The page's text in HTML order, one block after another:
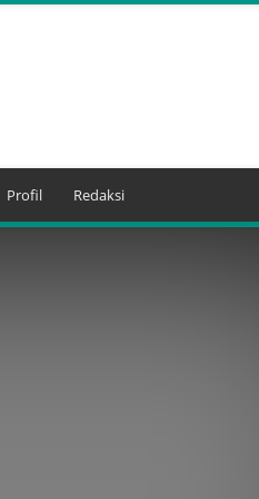
Profil Redaksi